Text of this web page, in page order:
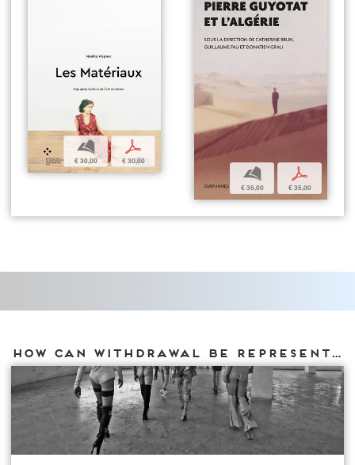
b
€ 30,00
p
€ 30,00
b
€ 35,00
p
€ 35,00
How can withdrawal be represented?